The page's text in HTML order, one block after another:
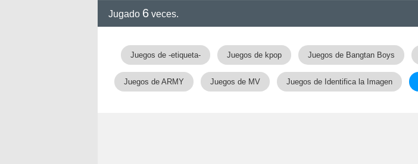
Jugado 6 veces.
Juegos de -etiqueta- Juegos de kpop Juegos de Bangtan Boys
Juegos de ARMY Juegos de MV Juegos de Identifica la Imagen